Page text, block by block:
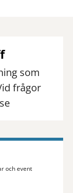
som
frågor
och event